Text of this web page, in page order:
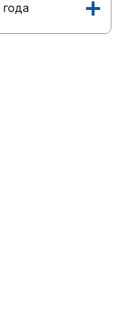
года